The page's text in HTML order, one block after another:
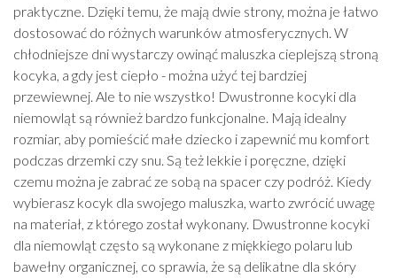
praktyczne. Dzięki temu, że mają dwie strony, można je łatwo
dostosować do różnych warunków atmosferycznych. W
chłodniejsze dni wystarczy owinąć maluszka cieplejszą stroną
kocyka, a gdy jest ciepło - można użyć tej bardziej
przewiewnej. Ale to nie wszystko! Dwustronne kocyki dla
niemowląt są również bardzo funkcjonalne. Mają idealny
rozmiar, aby pomieścić małe dziecko i zapewnić mu komfort
podczas drzemki czy snu. Są też lekkie i poręczne, dzięki
czemu można je zabrać ze sobą na spacer czy podróż. Kiedy
wybierasz kocyk dla swojego maluszka, warto zwrócić uwagę
na materiał, z którego został wykonany. Dwustronne kocyki
dla niemowląt często są wykonane z miękkiego polaru lub
bawełny organicznej, co sprawia, że są delikatne dla skóry